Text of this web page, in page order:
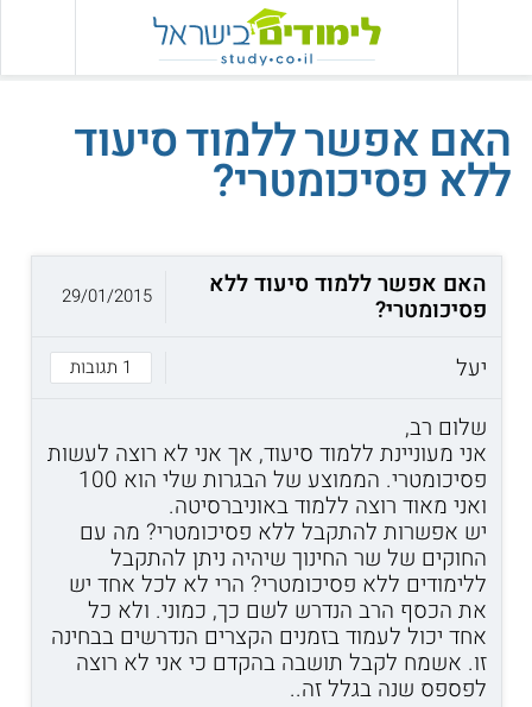
האם אפשר ללמוד סיעוד
ללא פסיכומטרי?
האם אפשר ללמוד סיעוד ללא
פסיכומטרי?
יעל
1 תגובות
29/01/2015
שלום רב,
אני מעוניינת ללמוד סיעוד, אך אני לא רוצה לעשות
פסיכומטרי. הממוצע של הבגרות שלי הוא 100
ואני מאוד רוצה ללמוד באוניברסיטה.
יש אפשרות להתקבל ללא פסיכומטרי? מה עם
החוקים של שר החינוך שיהיה ניתן להתקבל
ללימודים ללא פסיכומטרי? הרי לא לכל אחד יש
את הכסף הרב הנדרש לשם כך, כמוני. ולא כל
אחד יכול לעמוד בזמנים הקצרים הנדרשים בבחינה
זו. אשמח לקבל תושבה בהקדם כי אני לא רוצה
לפספס שנה בגלל זה..